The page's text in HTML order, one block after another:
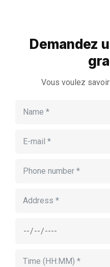
Demandez
Vous voulez